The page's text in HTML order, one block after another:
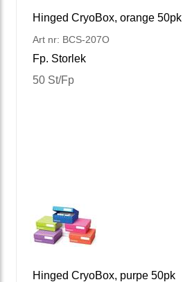
Hinged CryoBox, orange 50pk
Art nr: BCS-207O
Fp. Storlek
50 St/Fp
Hinged CryoBox, purpe 50pk